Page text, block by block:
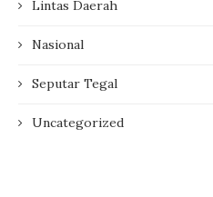
Lintas Daerah
Nasional
Seputar Tegal
Uncategorized